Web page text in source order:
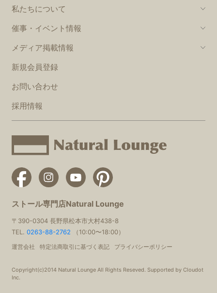
私たちについて
催事・イベント情報
メディア掲載情報
新規会員登録
お問い合わせ
採用情報
ストール専門店Natural Lounge
〒390-0304 長野県松本市大村438-8
TEL. 0263-88-2762 （10:00〜18:00）
運営会社 特定法商取引に基づく表記 プライバシーポリシー
Copyright(c)2014 Natural Lounge All Rights Reseved. Supported by Cloudot
Inc.